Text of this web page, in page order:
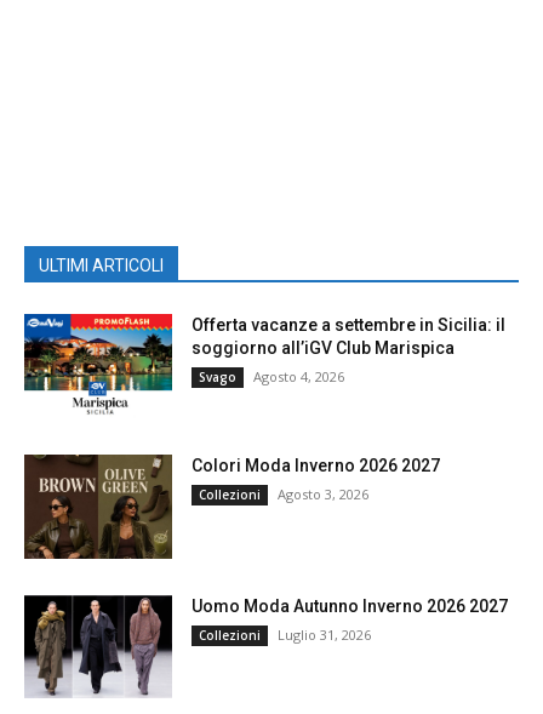
ULTIMI ARTICOLI
Offerta vacanze a settembre in Sicilia: il
soggiorno all’iGV Club Marispica
Svago Agosto 4, 2026
Colori Moda Inverno 2026 2027
Collezioni Agosto 3, 2026
Uomo Moda Autunno Inverno 2026 2027
Collezioni Luglio 31, 2026